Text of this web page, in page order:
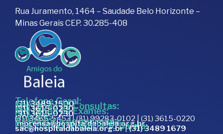
Rua Juramento, 1464 – Saudade Belo Horizonte –
Minas Gerais CEP. 30.285-408
Telefone Geral:
(31) 3489-1500
Marcação de Consultas:
(31) 3615-0230
Marcação de Exames:
(31) 3615-0230
Doações:
(31) 3465-5453 | (31) 99283-0102 | (31) 3615-0220
Assessoria de Imprensa:
imprensa@hospitaldabaleia.org.br
Fale com a Ouvidoria do Baleia:
sac@hospitaldabaleia.org.br|(31) 3489 1679